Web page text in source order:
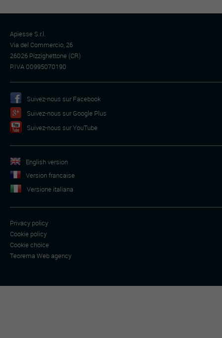
Apiesse S.r.l.
Via del Commercio, 26
26026 Pizzighettone (CR)
P.IVA 00995070190
Suivez-nous sur Facebook
Suivez-nous sur Google Plus
Suivez-nous sur YouTube
English version
Version francaise
Versione italiana
Privacy policy
Cookie policy
Cookie choice
Teorema Web agency